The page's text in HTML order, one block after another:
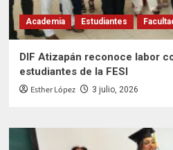
Academia Estudiantes
DIF Atizapán reconoce labor
estudiantes de la FESI
Esther López 3 julio, 2026